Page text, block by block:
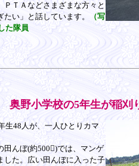
ＴＡなどさまざまな方々と
い」と話しています。
（写
た隊員
野小学校の5年生が稲刈
生48人が、一人ひとりカマ
んぼ(約500)では、マンゲ
した。広い田んぼに入った子